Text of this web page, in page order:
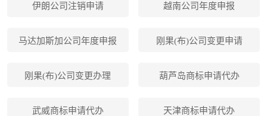
伊朗公司注销申请 越南公司年度申报
马达加斯加公司年度申报 刚果(布)公司变更申请
刚果(布)公司变更办理 葫芦岛商标申请代办
武威商标申请代办 天津商标申请代办